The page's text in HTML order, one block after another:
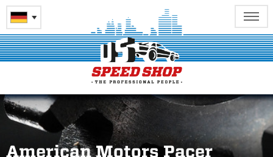
American Motors Pacer